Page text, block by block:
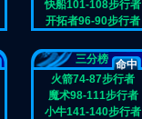
快船101-108步行者
开拓者96-90步行者
三分榜 命中
火箭74-87步行者
魔术98-111步行者
小牛141-140步行者